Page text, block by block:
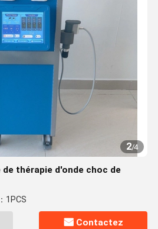
2/4
thérapie d'onde choc de
1PCS
Contactez